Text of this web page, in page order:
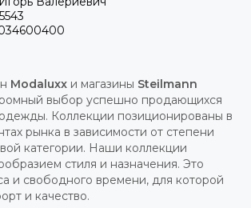
Modaluxx и магазины Steilmann
выбор успешно продающихся
Коллекции позиционированы в
рынка в зависимости от степени
категории. Наши коллекции
стиля и назначения. Это
и свободного времени, для которой
и качество.